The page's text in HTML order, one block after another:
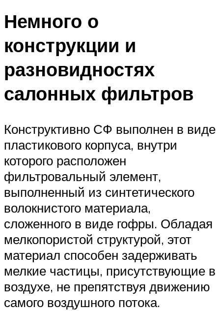
Немного о
конструкции и
разновидностях
салонных фильтров
Конструктивно СФ выполнен в виде
пластикового корпуса, внутри
которого расположен
фильтровальный элемент,
выполненный из синтетического
волокнистого материала,
сложенного в виде гофры. Обладая
мелкопористой структурой, этот
материал способен задерживать
мелкие частицы, присутствующие в
воздухе, не препятствуя движению
самого воздушного потока.